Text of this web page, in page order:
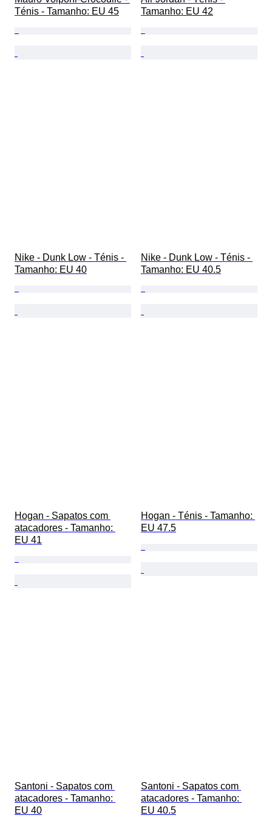
Ténis - Tamanho: EU 45
Tamanho: EU 42
Nike - Dunk Low - Ténis -
Tamanho: EU 40
Nike - Dunk Low - Ténis -
Tamanho: EU 40.5
Hogan - Sapatos com
atacadores - Tamanho:
EU 41
Hogan - Ténis - Tamanho:
EU 47.5
Santoni - Sapatos com
atacadores - Tamanho:
EU 40
Santoni - Sapatos com
atacadores - Tamanho:
EU 40.5